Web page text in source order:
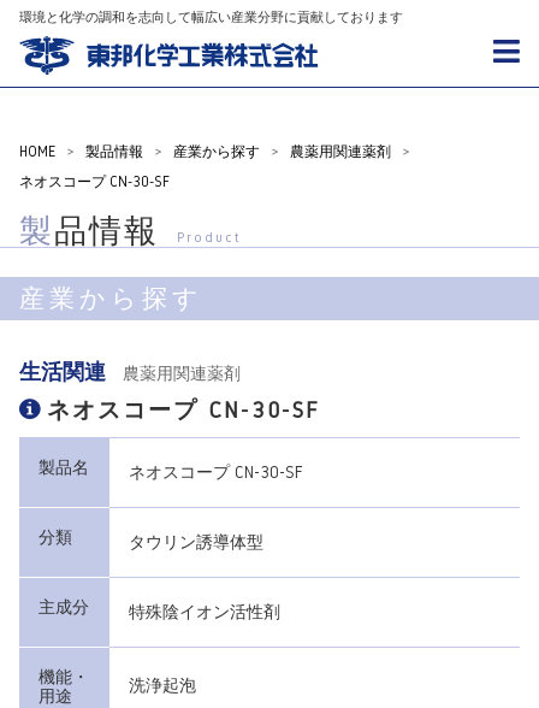
環境と化学の調和を志向して幅広い産業分野に貢献しております
HOME > 製品情報 > 産業から探す > 農薬用関連薬剤
>
ネオスコープ CN-30-SF
製品情報 Product
産業から探す
生活関連 農薬用関連薬剤
ネオスコープ CN-30-SF
製品名 ネオスコープ CN-30-SF
分類 タウリン誘導体型
主成分 特殊陰イオン活性剤
機能・
用途
洗浄起泡